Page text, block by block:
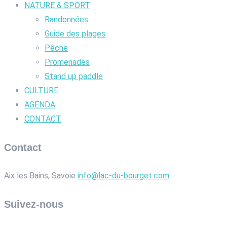
NATURE & SPORT
Randonnées
Guide des plages
Pêche
Promenades
Stand up paddle
CULTURE
AGENDA
CONTACT
Contact
Aix les Bains, Savoie info@lac-du-bourget.com
Suivez-nous